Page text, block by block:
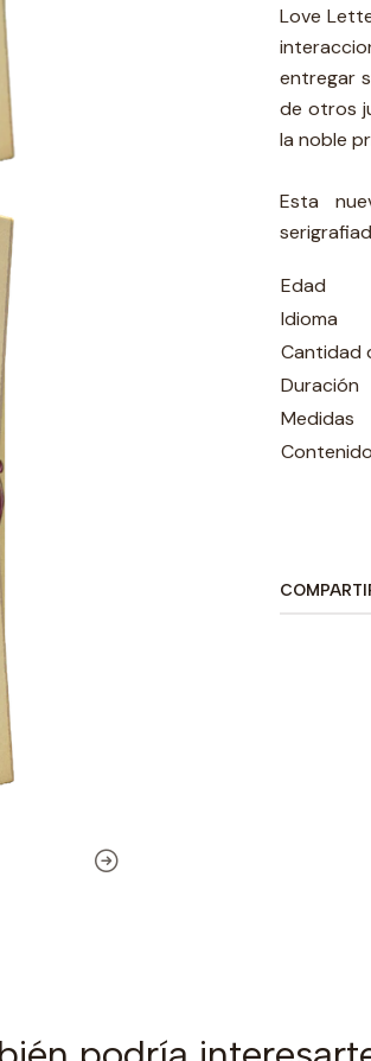
Love
entregar
de otros
la noble
Esta
Edad
Idioma
Cantidad
Duración
Medidas
Contenido